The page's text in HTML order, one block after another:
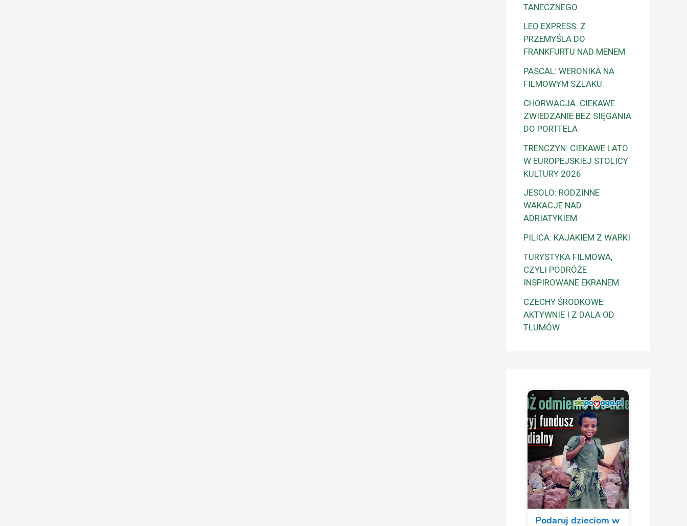
TANECZNEGO
LEO EXPRESS: Z
PRZEMYŚLA DO
FRANKFURTU NAD MENEM
PASCAL: WERONIKA NA
FILMOWYM SZLAKU.
CHORWACJA: CIEKAWE
ZWIEDZANIE BEZ SIĘGANIA
DO PORTFELA
TRENCZYN: CIEKAWE LATO
W EUROPEJSKIEJ STOLICY
KULTURY 2026
JESOLO: RODZINNE
WAKACJE NAD
ADRIATYKIEM
PILICA: KAJAKIEM Z WARKI
TURYSTYKA FILMOWA,
CZYLI PODRÓŻE
INSPIROWANE EKRANEM
CZECHY ŚRODKOWE:
AKTYWNIE I Z DALA OD
TŁUMÓW